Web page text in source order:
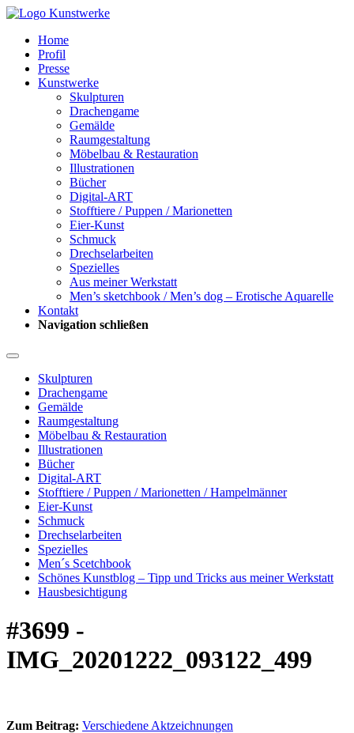
Home
Profil
Presse
Kunstwerke
Skulpturen
Drachengame
Gemälde
Raumgestaltung
Möbelbau & Restauration
Illustrationen
Bücher
Digital-ART
Stofftiere / Puppen / Marionetten
Eier-Kunst
Schmuck
Drechselarbeiten
Spezielles
Aus meiner Werkstatt
Men’s sketchbook / Men’s dog – Erotische Aquarelle
Kontakt
Navigation schließen
Skulpturen
Drachengame
Gemälde
Raumgestaltung
Möbelbau & Restauration
Illustrationen
Bücher
Digital-ART
Stofftiere / Puppen / Marionetten / Hampelmänner
Eier-Kunst
Schmuck
Drechselarbeiten
Spezielles
Men´s Scetchbook
Schönes Kunstblog – Tipp und Tricks aus meiner Werkstatt
Hausbesichtigung
#3699 -
IMG_20201222_093122_499
Zum Beitrag: Verschiedene Aktzeichnungen